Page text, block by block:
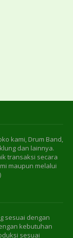
kami, Drum Band,
dan lainnya.
transaksi secara
maupun melalui
sesuai dengan
kebutuhan
sesuai